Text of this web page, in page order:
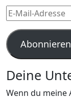
E-
Mail-
Adresse
Abonnieren
Deine
Wenn du meine